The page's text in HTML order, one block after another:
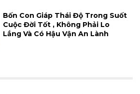
Bốn Con Giáp Thái Độ Trong Suốt
Cuộc Đời Tốt , Không Phải Lo
Lắng Và Có Hậu Vận An Lành